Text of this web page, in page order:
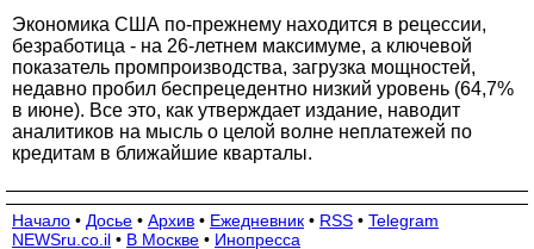
Экономика США по-прежнему находится в рецессии,
безработица - на 26-летнем максимуме, а ключевой
показатель промпроизводства, загрузка мощностей,
недавно пробил беспрецедентно низкий уровень (64,7%
в июне). Все это, как утверждает издание, наводит
аналитиков на мысль о целой волне неплатежей по
кредитам в ближайшие кварталы.
Начало • Досье • Архив • Ежедневник • RSS • Telegram
NEWSru.co.il • В Москве • Инопресса